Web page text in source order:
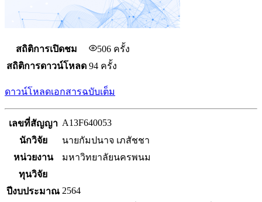
สถิติการเปิดชม 506 ครั้ง
สถิติการดาวน์โหลด 94 ครั้ง
ดาวน์โหลดเอกสารฉบับเต็ม
เลขที่สัญญา A13F640053
นักวิจัย
นายกัมปนาจ เภสัชชา
หน่วยงาน
มหาวิทยาลัยนครพนม
ทุนวิจัย
ปีงบประมาณ 2564